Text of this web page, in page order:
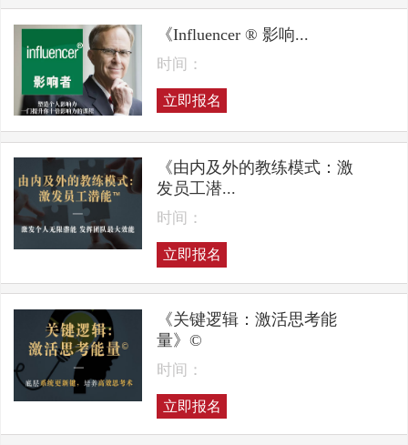
《Influencer ® 影响...
时间：
立即报名
《由内及外的教练模式：激
发员工潜...
时间：
立即报名
《关键逻辑：激活思考能
量》©
时间：
立即报名